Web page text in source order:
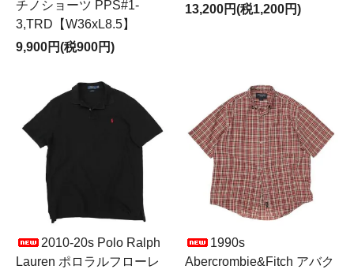
チノショーツ PPS#1-
3,TRD【W36xL8.5】
9,900円(税900円)
13,200円(税1,200円)
2010-20s Polo Ralph
Lauren ポロラルフローレ
1990s
Abercrombie&Fitch アバク